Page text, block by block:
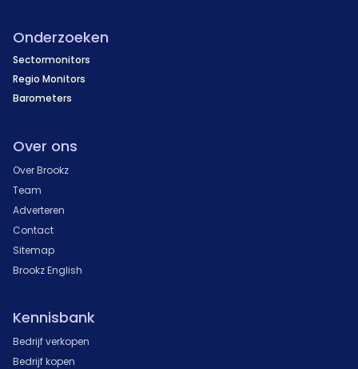
Onderzoeken
Sectormonitors
Regio Monitors
Barometers
Over ons
Over Brookz
Team
Adverteren
Contact
Sitemap
Brookz English
Kennisbank
Bedrijf verkopen
Bedrijf kopen